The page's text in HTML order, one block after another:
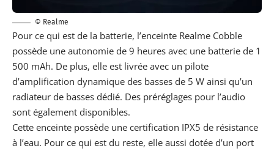
© Realme
Pour ce qui est de la batterie, l’enceinte Realme Cobble
possède une autonomie de 9 heures avec une batterie de 1
500 mAh. De plus, elle est livrée avec un pilote
d’amplification dynamique des basses de 5 W ainsi qu’un
radiateur de basses dédié. Des préréglages pour l’audio
sont également disponibles.
Cette enceinte possède une certification IPX5 de résistance
à l’eau. Pour ce qui est du reste, elle aussi dotée d’un port